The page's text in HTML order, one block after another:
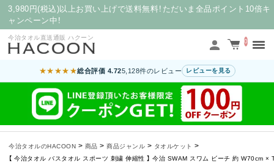
3,980円(税込)以上お買い上げで送料無料！ただいま全品ポイント10倍キ
ャンペーン中！
今治タオル直送通販 ハクーン
0
★★★★★総合評価 4.725,128件のレビュー レビューを見る
今治タオルのHACOON > 商品 > 商品ジャンル > タオルケット >
【 今治タオル バスタオル スポーツ 刺繍 伸縮性 】 今治 SWAM スワム ビーチ 約 W70cm ×